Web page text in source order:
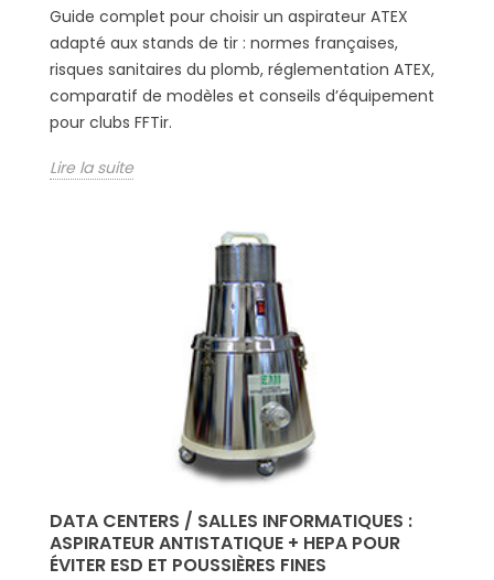
Guide complet pour choisir un aspirateur ATEX
adapté aux stands de tir : normes françaises,
risques sanitaires du plomb, réglementation ATEX,
comparatif de modèles et conseils d’équipement
pour clubs FFTir.
Lire la suite
DATA CENTERS / SALLES INFORMATIQUES :
ASPIRATEUR ANTISTATIQUE + HEPA POUR
ÉVITER ESD ET POUSSIÈRES FINES